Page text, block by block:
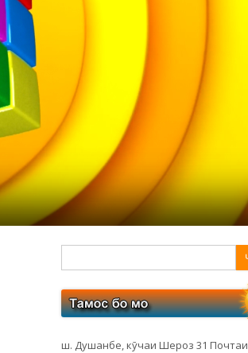
боковая
ш. Душанбе, кӯчаи Шероз 31 Почтаи